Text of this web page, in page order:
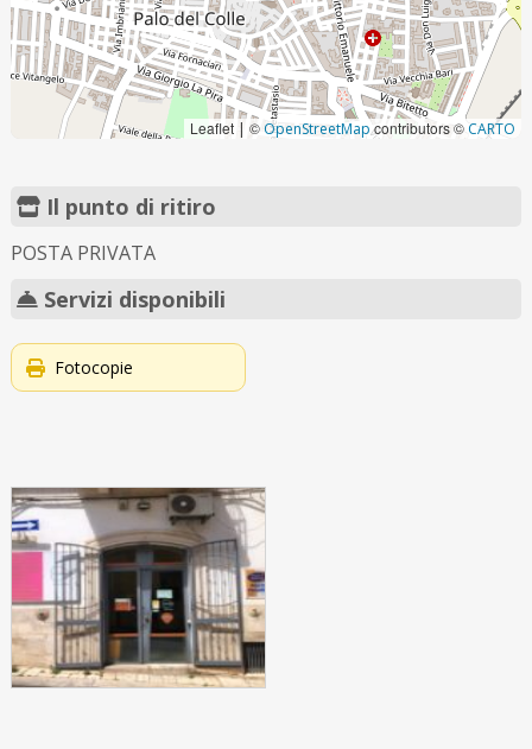
Leaflet | ©OpenStreetMapcontributors © CARTO
Il punto di ritiro
POSTA PRIVATA
Servizi disponibili
Fotocopie